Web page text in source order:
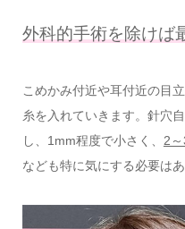
外科的手術を除けば
こめかみ付近や耳付近の目
糸を入れていきます。針穴
し、1mm程度で小さく、 2
なども特に気にする必要はあ